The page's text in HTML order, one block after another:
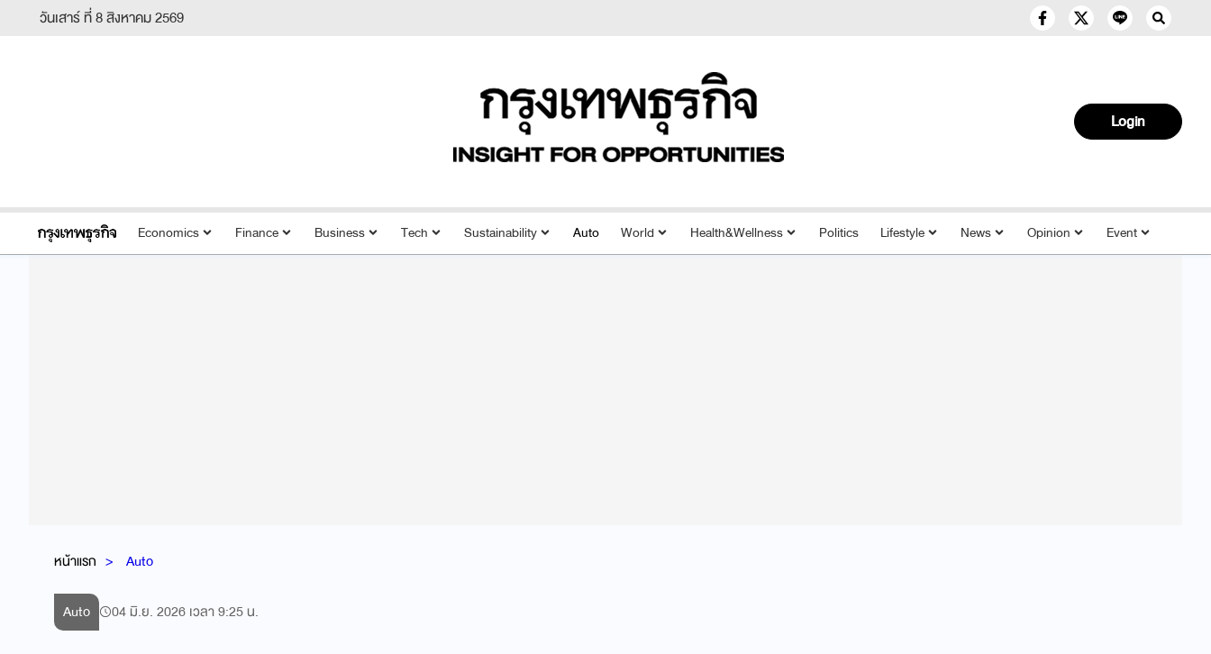
วันเสาร์ ที่ 8 สิงหาคม 2569
Login
Economics Finance Business Tech Sustainability Auto World Health&Wellness Politics Lifestyle News Opinion Event
หน้าแรก Auto
Auto 04 มิ.ย. 2026 เวลา 9:25 น.